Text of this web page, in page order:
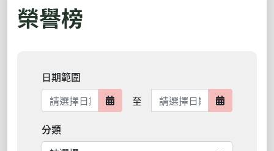
榮譽榜
日期範圍
日期範圍開始
至 日期範圍結束 日期範圍
分類